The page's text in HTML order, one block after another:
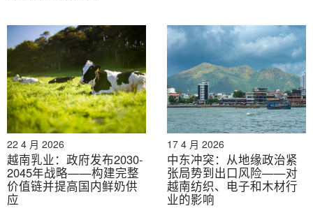
– 日本大和房屋物流信托于 2024 年 7 月 5 日完成了对位
于隆安省的定制建造的“D 项目 Tan Duc 2”的收购，收购
金额约为 1990 万至 2000 万美元，并与一家日本第三方
物流租户签订了 20 年的长期租赁协议。.
– Nichirei TBA Logistics Vietnam 于 2024 年 6 月 27 日
在龙安省龙后开设了冷库，该冷库设有 10 个房间，可提
供约 20,000 个托盘位，温度范围为 -25°C 至 22°C。.
这些绿地投资和并购举措共同凸显了日本和韩国的参与度
不断加深、隆安和同奈成为物流热点，以及对以长期租赁
22 4 月 2026
越南乳业：政府发布2030-
2045年战略——构建完整
价值链并提高国内鲜奶供
应
17 4 月 2026
中东冲突：从地缘政治紧
张局势到出口风险——对
越南纺织、电子和木材行
业的影响